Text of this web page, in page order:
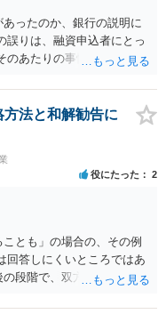
ったのか、銀行の説明に
誤りは、融資申込者にとっ
のあたりの事情について、
法と和解勧告に
役にたった 2
とも」の場合の、その例
回答しにくいところではあ
段階で、双方代理人同士
だけといったような場合